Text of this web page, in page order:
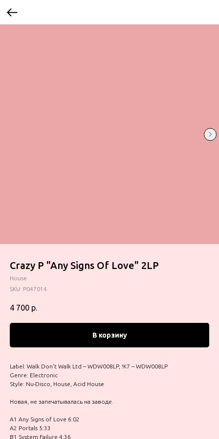
Crazy P "Any Signs Of Love" 2LP
House
SKU: P047014
4 700 р.
В корзину
Label: Walk Don't Walk Ltd – WDW008LP, !K7 – WDW008LP
Genre: Electronic
Style: Nu-Disco, House, Acid House
Новая, не запечатывалась на заводе.
A1 Any Signs of Love 6:02
A2 Portals 5:33
B1 System Failure 4:36